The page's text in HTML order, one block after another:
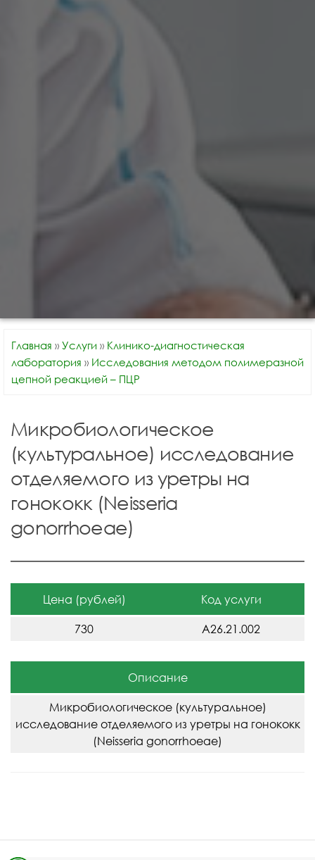
Главная » Услуги » Клинико-диагностическая
лаборатория » Исследования методом полимеразной
цепной реакцией – ПЦР
Микробиологическое
(культуральное) исследование
отделяемого из уретры на
гонококк (Neisseria
gonorrhoeae)
Цена (рублей) Код услуги
730 A26.21.002
Описание
Микробиологическое (культуральное)
исследование отделяемого из уретры на гонококк
(Neisseria gonorrhoeae)